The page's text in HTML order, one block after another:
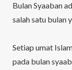
Bulan Syaaban
salah satu bulan
Setiap umat
pada bulan